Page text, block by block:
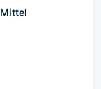
Mittel